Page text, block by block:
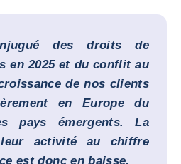
des droits de
en 2025 et du conflit au
de nos clients
en Europe du
pays émergents. La
activité au chiffre
est donc en baisse.